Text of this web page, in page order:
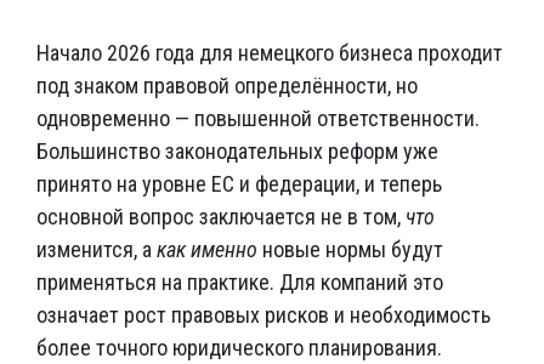
Начало 2026 года для немецкого бизнеса проходит
под знаком правовой определённости, но
одновременно — повышенной ответственности.
Большинство законодательных реформ уже
принято на уровне ЕС и федерации, и теперь
основной вопрос заключается не в том, что
изменится, а как именно новые нормы будут
применяться на практике. Для компаний это
означает рост правовых рисков и необходимость
более точного юридического планирования.